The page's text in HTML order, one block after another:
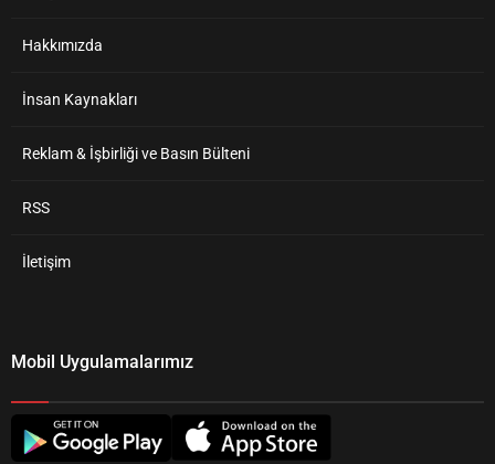
Hakkımızda
İnsan Kaynakları
Reklam & İşbirliği ve Basın Bülteni
RSS
İletişim
Mobil Uygulamalarımız